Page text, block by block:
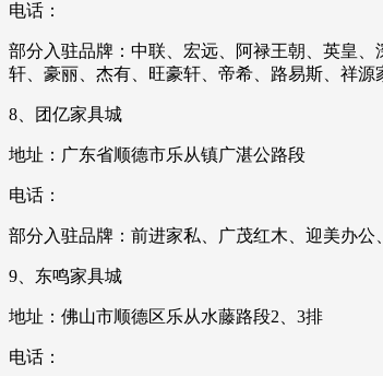
电话：
部分入驻品牌：中联、宏远、阿禄王朝、英皇
轩、豪丽、杰有、旺豪轩、帝希、路易斯、祥源
8、团亿家具城
地址：广东省顺德市乐从镇广湛公路段
电话：
部分入驻品牌：前进家私、广茂红木、迎美办公
9、东鸣家具城
地址：佛山市顺德区乐从水藤路段2、3排
电话：